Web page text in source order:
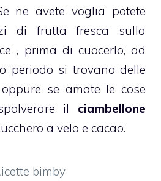
ne avete voglia potete
di frutta fresca sulla
, prima di cuocerlo, ad
periodo si trovano delle
oppure se amate le cose
il ciambellone
a velo e cacao.
bimby